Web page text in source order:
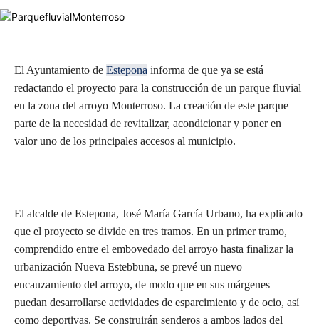
El Ayuntamiento de Estepona informa de que ya se está
redactando el proyecto para la construcción de un parque fluvial
en la zona del arroyo Monterroso. La creación de este parque
parte de la necesidad de revitalizar, acondicionar y poner en
valor uno de los principales accesos al municipio.
El alcalde de Estepona, José María García Urbano, ha explicado
que el proyecto se divide en tres tramos. En un primer tramo,
comprendido entre el embovedado del arroyo hasta finalizar la
urbanización Nueva Estebbuna, se prevé un nuevo
encauzamiento del arroyo, de modo que en sus márgenes
puedan desarrollarse actividades de esparcimiento y de ocio, así
como deportivas. Se construirán senderos a ambos lados del